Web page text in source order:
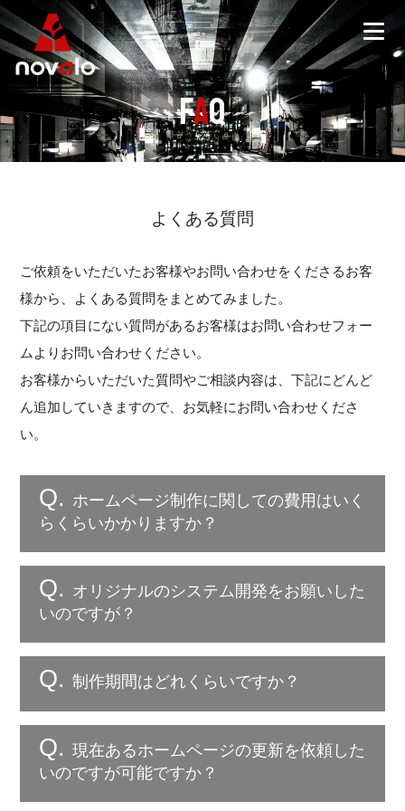
FAQ
よくある質問
ご依頼をいただいたお客様やお問い合わせをくださるお客
様から、よくある質問をまとめてみました。
下記の項目にない質問があるお客様はお問い合わせフォー
ムよりお問い合わせください。
お客様からいただいた質問やご相談内容は、下記にどんど
ん追加していきますので、お気軽にお問い合わせくださ
い。
ホームページ制作に関しての費用はいく
らくらいかかりますか？
オリジナルのシステム開発をお願いした
いのですが？
制作期間はどれくらいですか？
現在あるホームページの更新を依頼した
いのですが可能ですか？